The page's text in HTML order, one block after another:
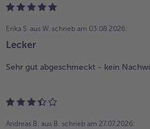
Erika S. aus W. schrieb am 03.08.2026:
Lecker
Sehr gut abgeschmeckt - kein
Andreas B. aus B. schrieb am 27.07.2026: